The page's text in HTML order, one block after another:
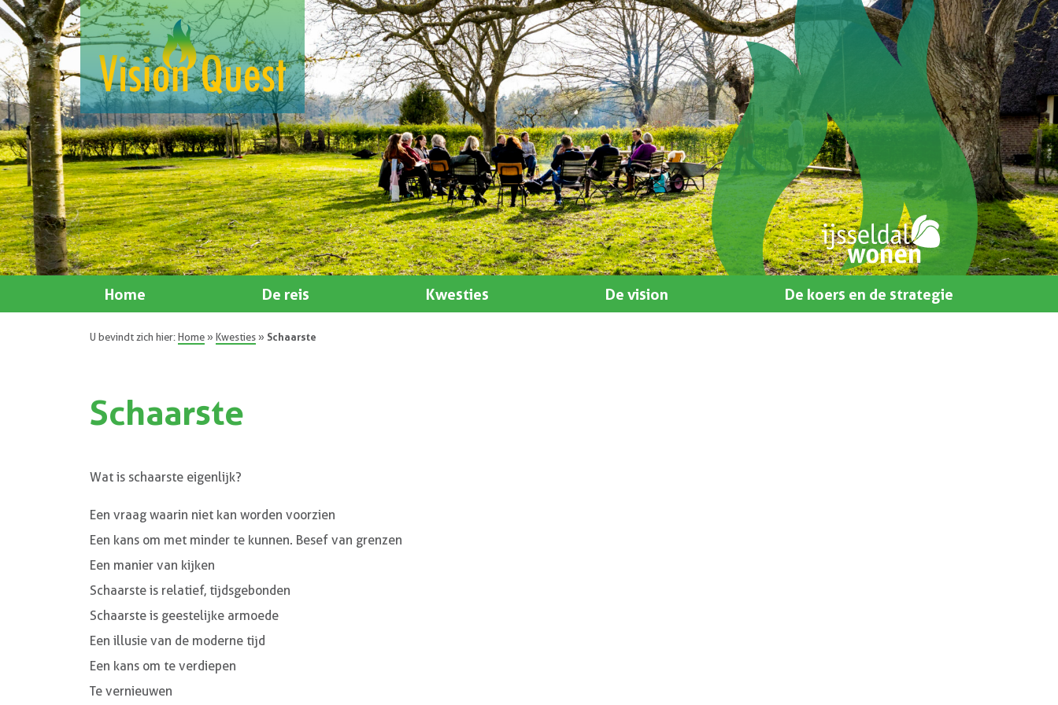
Home De reis Kwesties De vision De koers en de strategie
U bevindt zich hier: Home » Kwesties » Schaarste
Schaarste
Wat is schaarste eigenlijk?
Een vraag waarin niet kan worden voorzien
Een kans om met minder te kunnen. Besef van grenzen
Een manier van kijken
Schaarste is relatief, tijdsgebonden
Schaarste is geestelijke armoede
Een illusie van de moderne tijd
Een kans om te verdiepen
Te vernieuwen